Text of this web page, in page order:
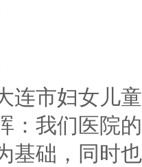
连市妇女儿
：我们医院
基础，同时